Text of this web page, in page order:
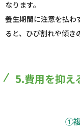
なります。
養生期間に注意を払わ
ると、ひび割れや傾き
5.費用を抑え
①